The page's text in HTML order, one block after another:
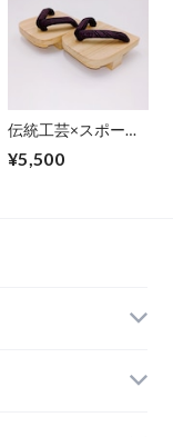
伝統工芸×スポーツ
京漆染- 撫子
¥5,500